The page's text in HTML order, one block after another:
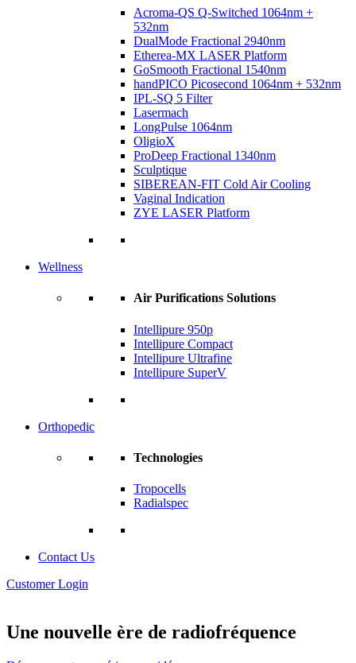
Acroma-QS Q-Switched 1064nm +
532nm
DualMode Fractional 2940nm
Etherea-MX LASER Platform
GoSmooth Fractional 1540nm
handPICO Picosecond 1064nm + 532nm
IPL-SQ 5 Filter
Lasermach
LongPulse 1064nm
OligioX
ProDeep Fractional 1340nm
Sculptique
SIBEREAN-FIT Cold Air Cooling
Vaginal Indication
ZYE LASER Platform
Wellness
Air Purifications Solutions
Intellipure 950p
Intellipure Compact
Intellipure Ultrafine
Intellipure SuperV
Orthopedic
Technologies
Tropocells
Radialspec
Contact Us
Customer Login
Une nouvelle ère de radiofréquence